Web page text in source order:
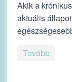
Akik a
aktuális
Tovább